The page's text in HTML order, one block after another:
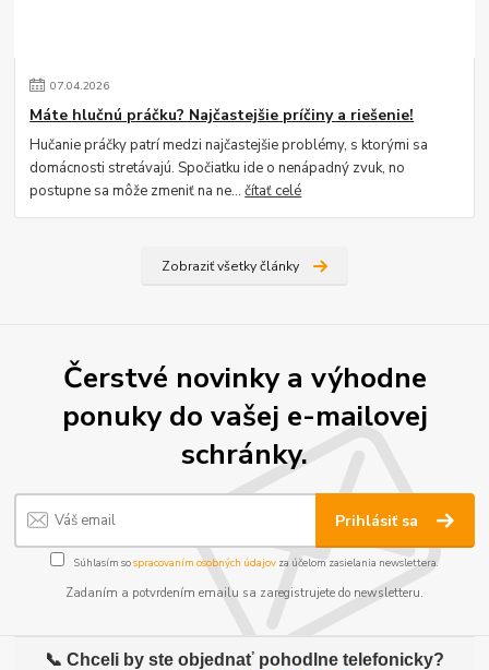
07.04.2026
Máte hlučnú práčku? Najčastejšie príčiny a riešenie!
Hučanie práčky patrí medzi najčastejšie problémy, s ktorými sa
domácnosti stretávajú. Spočiatku ide o nenápadný zvuk, no
postupne sa môže zmeniť na ne...čítať celé
Zobraziť všetky články
Čerstvé novinky a výhodne
ponuky do vašej e-mailovej
schránky.
Prihlásiť sa
Súhlasím sospracovaním osobných údajov za účelom zasielania newslettera.
Zadaním a potvrdením emailu sa zaregistrujete do newsletteru.
📞 Chceli by ste objednať pohodlne telefonicky?